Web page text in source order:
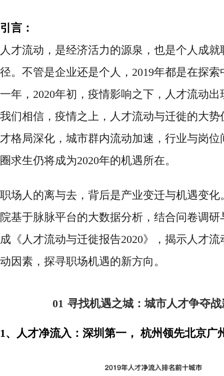
引言：
人才流动，是经济活力的源泉，也是个人成就
径。不管是企业还是个人， 2019年都是在探
一年，2020年初，疫情影响之下，人才流动
我们相信，疫情之上，人才流动与迁徙的大势
才格局深化，城市群内流动加速，行业与岗位
圈求生仍将成为2020年的机遇所在。
职场人的离与去，背后是产业变迁与机遇变化
院基于脉脉平台的大数据分析，结合问卷调
成《人才流动与迁徙报告2020》，揭示人才
动因素，探寻职场机遇的新方向。
01 寻找机遇之城：城市人才争夺
1、人才净流入：深圳第一， 杭州领先北京广